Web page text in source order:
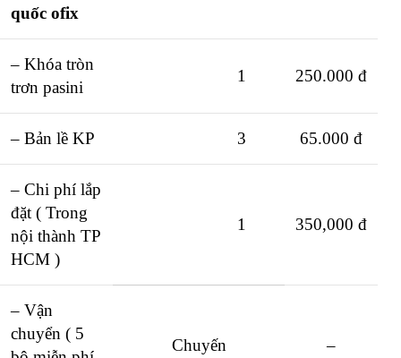
quốc ofix
– Khóa tròn
trơn pasini
1 250.000 đ
– Bản lề KP 3 65.000 đ
– Chi phí lắp
đặt ( Trong
nội thành TP
HCM )
1 350,000 đ
– Vận
chuyển ( 5
Chuyến –